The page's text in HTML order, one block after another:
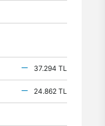
37.294 TL
24.862 TL